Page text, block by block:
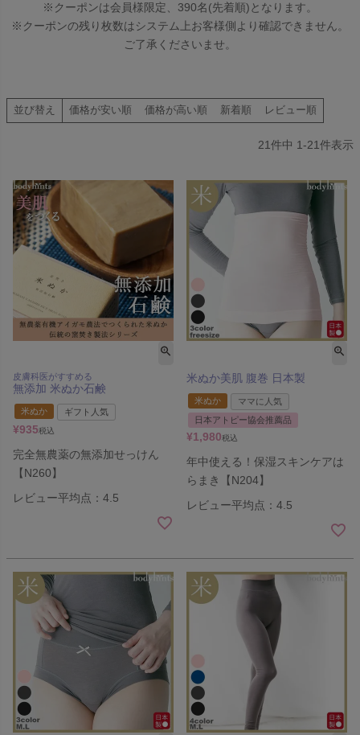
※クーポンは会員様限定、390名(先着順)となります。
※クーポンの残り枚数はシステム上お客様側より確認できません。
ご了承くださいませ。
並び替え 価格が安い順 価格が高い順 新着順 レビュー順
21件中 1-21件表示
皮膚科医がすすめる
無添加 米ぬか石鹸
米ぬか ギフト人気
¥935税込
完全無農薬の無添加せっけん
【N260】
レビュー平均点：4.5
米ぬか美肌 腹巻 日本製
米ぬか
ママに人気
日本アトピー協会推薦品
¥1,980税込
年中使える！保湿スキンケアは
らまき【N204】
レビュー平均点：4.5